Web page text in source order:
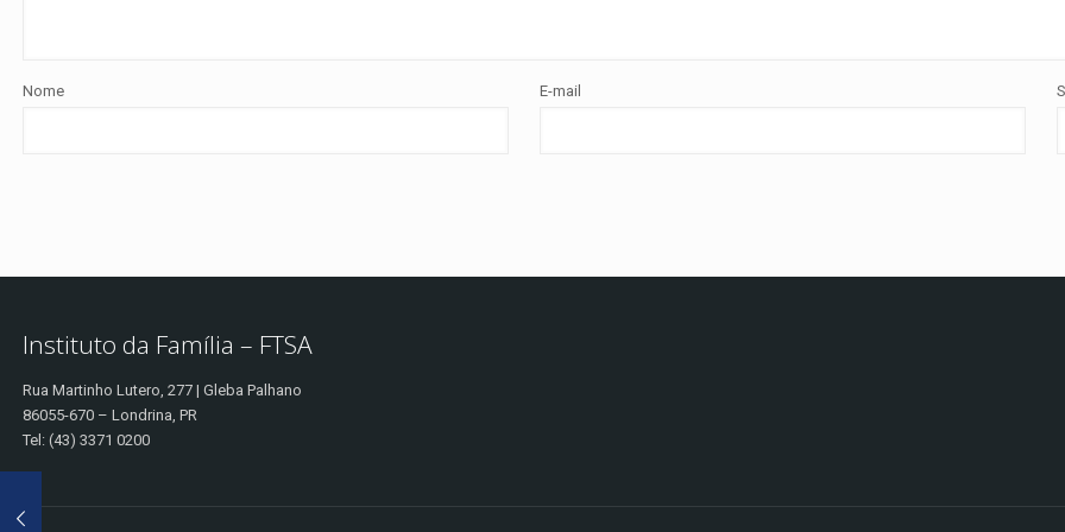
Nome E-mail
Instituto da Família – FTSA
Rua Martinho Lutero, 277 | Gleba Palhano
86055-670 – Londrina, PR
Tel: (43) 3371 0200